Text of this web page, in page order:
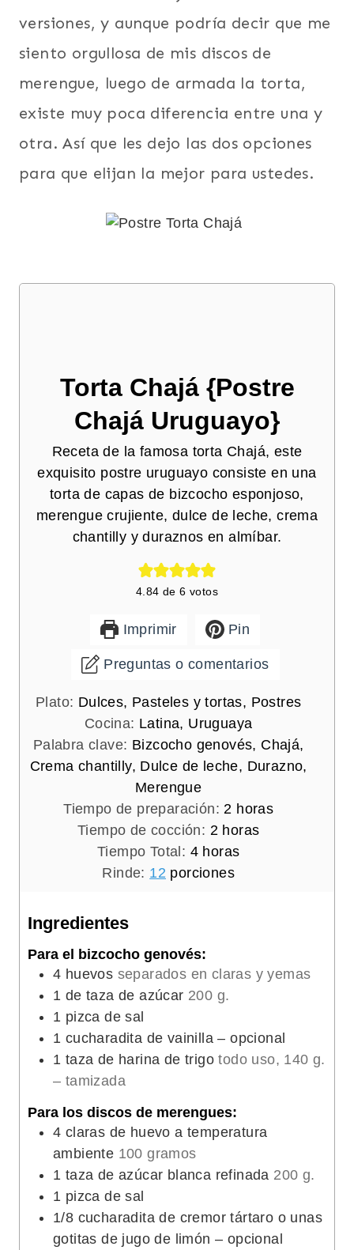
versiones, y aunque podría decir que me
siento orgullosa de mis discos de
merengue, luego de armada la torta,
existe muy poca diferencia entre una y
otra. Así que les dejo las dos opciones
para que elijan la mejor para ustedes.
Torta Chajá {Postre
Chajá Uruguayo}
Receta de la famosa torta Chajá, este
exquisito postre uruguayo consiste en una
torta de capas de bizcocho esponjoso,
merengue crujiente, dulce de leche, crema
chantilly y duraznos en almíbar.
4.84 de6 votos
Imprimir Pin
Preguntas o comentarios
Plato: Dulces, Pasteles y tortas, Postres
Cocina: Latina, Uruguaya
Palabra clave: Bizcocho genovés, Chajá,
Crema chantilly, Dulce de leche, Durazno,
Merengue
Tiempo de preparación:2 h
o
r
a
horas
Tiempo de cocción: 2 h
o
r
horas
Tiempo Total: 4h
o
horas
Rinde: 12 porciones
Ingredientes
Para el bizcocho genovés:
4 huevos separados en claras y yemas
1 de taza de azúcar 200 g.
1 pizca de sal
1 cucharadita de vainilla – opcional
1 taza de harina de trigo todo uso, 140 g.
– tamizada
Para los discos de merengues:
4 claras de huevo a temperatura
ambiente 100 gramos
1 taza de azúcar blanca refinada 200 g.
1 pizca de sal
1/8 cucharadita de cremor tártaro o unas
gotitas de jugo de limón – opcional